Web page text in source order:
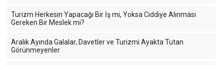
Turizm Herkesin Yapacağı Bir İş mi, Yoksa Ciddiye Alınması
Gereken Bir Meslek mi?
Aralık Ayında Galalar, Davetler ve Turizmi Ayakta Tutan
Görünmeyenler